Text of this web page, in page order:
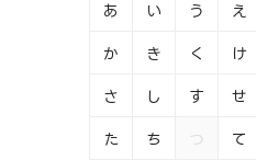
あ い う え
か き く け
さ し す せ
た ち つ て